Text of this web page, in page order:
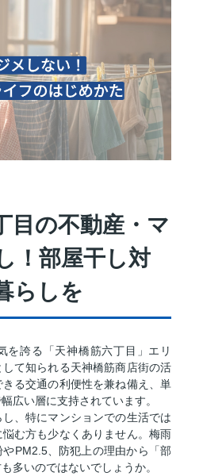
目の不動産・マ
！部屋干し対
らしを
を誇る「天神橋筋六丁目」エリ
て知られる天神橋筋商店街の活
る交通の利便性を兼ね備え、単
広い層に支持されています。
、特にマンションでの生活では
悩む方も少なくありません。梅雨
PM2.5、防犯上の理由から「部
多いのではないでしょうか。